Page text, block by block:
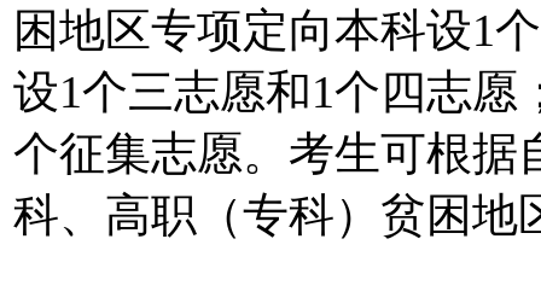
困地区专项定向本科设1
设1个三志愿和1个四志愿
个征集志愿。考生可根据
科、高职（专科）贫困地